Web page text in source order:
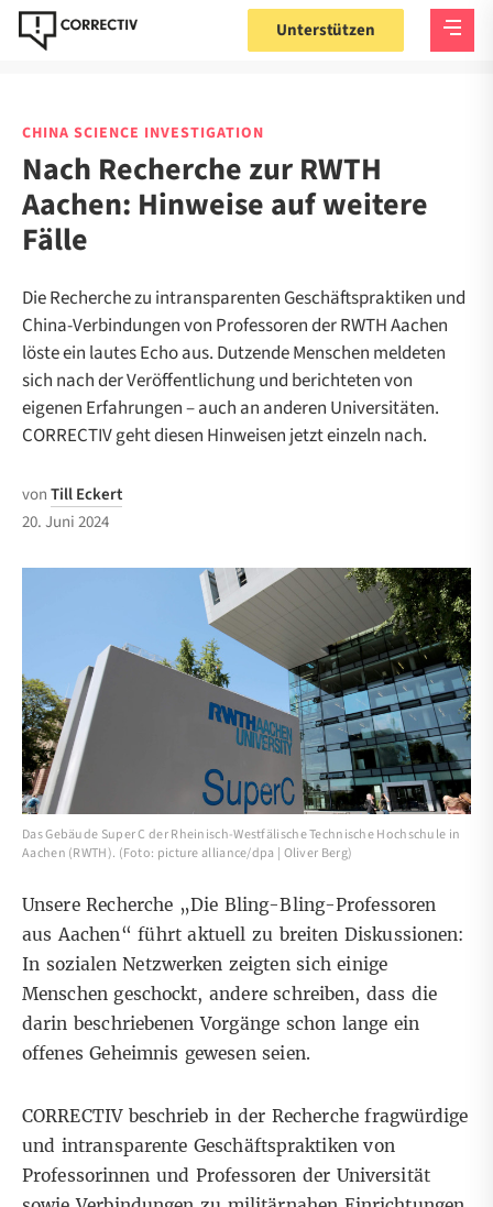
Unterstützen
CHINA SCIENCE INVESTIGATION
Nach Recherche zur RWTH
Aachen: Hinweise auf weitere
Fälle
Die Recherche zu intransparenten Geschäftspraktiken und
China-Verbindungen von Professoren der RWTH Aachen
löste ein lautes Echo aus. Dutzende Menschen meldeten
sich nach der Veröffentlichung und berichteten von
eigenen Erfahrungen – auch an anderen Universitäten.
CORRECTIV geht diesen Hinweisen jetzt einzeln nach.
vonTill Eckert
20. Juni 2024
Das Gebäude Super C der Rheinisch-Westfälische Technische Hochschule in
Aachen (RWTH). (Foto: picture alliance/dpa | Oliver Berg)
Unsere Recherche „Die Bling-Bling-Professoren
aus Aachen“ führt aktuell zu breiten Diskussionen:
In sozialen Netzwerken zeigten sich einige
Menschen geschockt, andere schreiben, dass die
darin beschriebenen Vorgänge schon lange ein
offenes Geheimnis gewesen seien.
CORRECTIV beschrieb in der Recherche fragwürdige
und intransparente Geschäftspraktiken von
Professorinnen und Professoren der Universität